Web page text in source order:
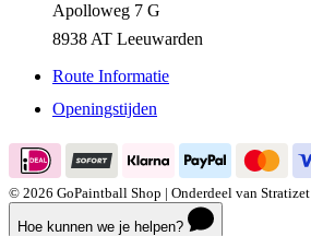
Apolloweg 7 G
8938 AT Leeuwarden
Route Informatie
Openingstijden
© 2026 GoPaintball Shop | Onderdeel van Stratizet
Hoe kunnen we je helpen?